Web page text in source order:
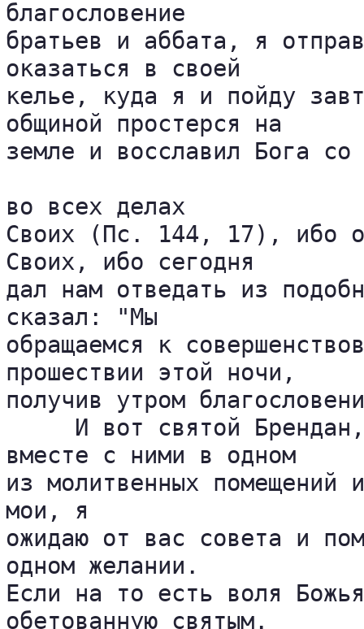
благословение
братьев и аббата, я
оказаться в своей
келье, куда я и пойду
общиной простерся на
земле и восславил Бога
во всех делах
Своих (Пс. 144, 17), ибо
Своих, ибо сегодня
дал нам отведать из
сказал: "Мы
обращаемся к
прошествии этой ночи,
получив утром
И вот святой
вместе с ними в одном
из молитвенных
мои, я
ожидаю от вас совета и
одном желании.
Если на то есть воля
обетованную святым.